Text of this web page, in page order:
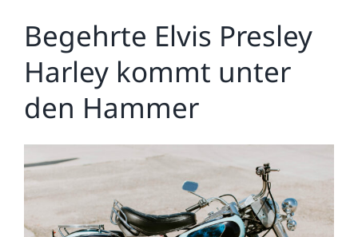
Begehrte Elvis Presley
Harley kommt unter
den Hammer
grösseres